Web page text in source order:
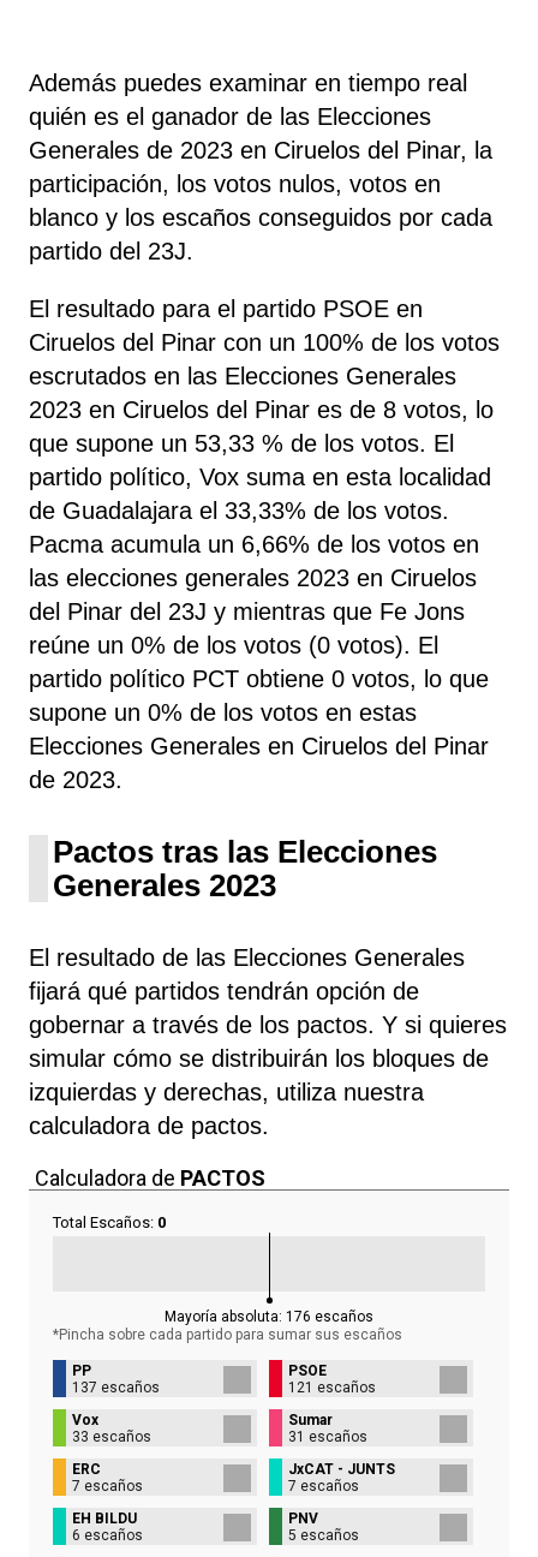
Además puedes examinar en tiempo real
quién es el ganador de las Elecciones
Generales de 2023 en Ciruelos del Pinar, la
participación, los votos nulos, votos en
blanco y los escaños conseguidos por cada
partido del 23J.
El resultado para el partido PSOE en
Ciruelos del Pinar con un 100% de los votos
escrutados en las Elecciones Generales
2023 en Ciruelos del Pinar es de 8 votos, lo
que supone un 53,33 % de los votos. El
partido político, Vox suma en esta localidad
de Guadalajara el 33,33% de los votos.
Pacma acumula un 6,66% de los votos en
las elecciones generales 2023 en Ciruelos
del Pinar del 23J y mientras que Fe Jons
reúne un 0% de los votos (0 votos). El
partido político PCT obtiene 0 votos, lo que
supone un 0% de los votos en estas
Elecciones Generales en Ciruelos del Pinar
de 2023.
Pactos tras las Elecciones
Generales 2023
El resultado de las Elecciones Generales
fijará qué partidos tendrán opción de
gobernar a través de los pactos. Y si quieres
simular cómo se distribuirán los bloques de
izquierdas y derechas, utiliza nuestra
calculadora de pactos.
Calculadora de PACTOS
Total Escaños: 0
Mayoría absoluta: 176 escaños
*Pincha sobre cada partido para sumar sus escaños
PP
137 escaños
PSOE
121 escaños
Vox
33 escaños
Sumar
31 escaños
ERC
7 escaños
JxCAT - JUNTS
7 escaños
EH BILDU
6 escaños
PNV
5 escaños